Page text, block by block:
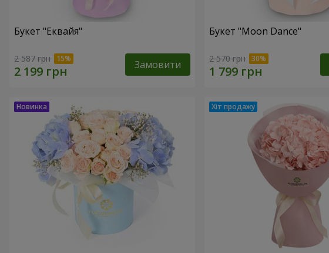
Букет "Еквайя"
2 587 грн Замовити
Букет "Moon Dance"
2 570 грн